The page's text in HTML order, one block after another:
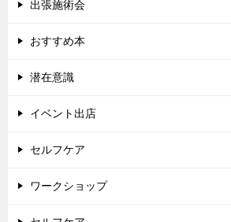
出張施術会
おすすめ本
潜在意識
イベント出店
セルフケア
ワークショップ